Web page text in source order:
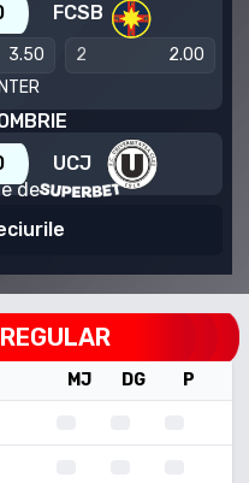
FCSB
3.50 2
2.00
UCJ
de
MJ DG P